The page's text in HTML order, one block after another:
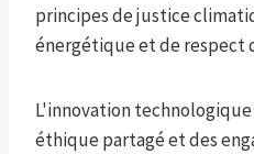
principes de justice
énergétique et de respect
L'innovation
éthique partagé et des